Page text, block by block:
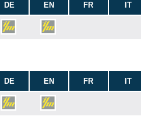
DE EN FR IT
DE EN FR IT